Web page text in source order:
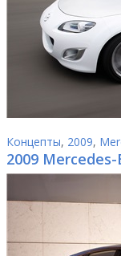
Концепты, 2009,
2009